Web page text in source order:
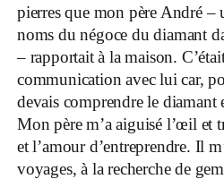
pierres que mon père André –
noms du négoce du diamant
– rapportait à la maison.
communication avec lui car,
devais comprendre le diamant
Mon père m’a aiguisé l’œil et
et l’amour d’entreprendre. Il
voyages, à la recherche de